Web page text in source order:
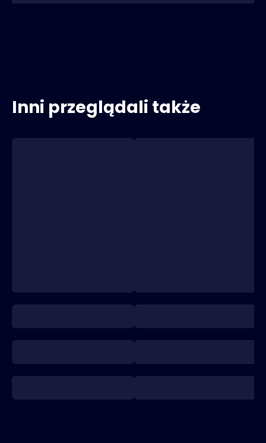
Inni przeglądali także